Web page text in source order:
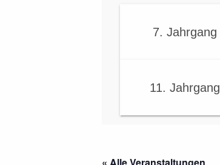
7. Jahrgang
11. Jahrgang